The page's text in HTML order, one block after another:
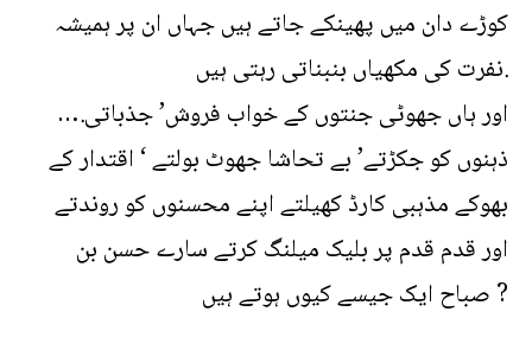
کوڑے دان میں پھینکے جاتے ہیں جہاں ان پر ہمیشہ
نفرت کی مکھیاں بنبناتی رہتی ہیں.
….اور ہاں جھوٹی جنتوں کے خواب فروش’ جذباتی
ذہنوں کو جکڑتے’ بے تحاشا جھوٹ بولتے ‘ اقتدار کے
بھوکے مذہبی کارڈ کھیلتے اپنے محسنوں کو روندتے
اور قدم قدم پر بلیک میلنگ کرتے سارے حسن بن
صباح ایک جیسے کیوں ہوتے ہیں ?